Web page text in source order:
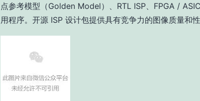
点参考模型（Golden Model）、RTL ISP、FPGA /
用程序。开源 ISP 设计包提供具有竞争力的图像质量和